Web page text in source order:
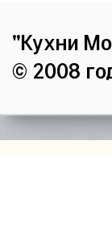
"Кухни
© 2008